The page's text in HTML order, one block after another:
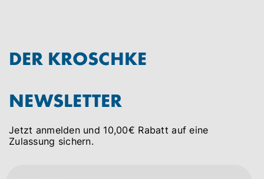
DER KROSCHKE
NEWSLETTER
Jetzt anmelden und 10,00€ Rabatt auf eine
Zulassung sichern.